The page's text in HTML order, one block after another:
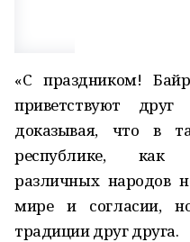
«С праздником!
приветствуют
доказывая, что в
республике, как
различных народов
мире и согласии,
традиции друг друга.